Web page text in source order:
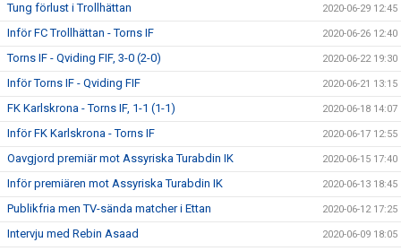
Tung förlust i Trollhättan 2020-06-29 12:45
Inför FC Trollhättan - Torns IF 2020-06-26 12:40
Torns IF - Qviding FIF, 3-0 (2-0) 2020-06-22 19:30
Inför Torns IF - Qviding FIF 2020-06-21 13:15
FK Karlskrona - Torns IF, 1-1 (1-1) 2020-06-18 14:07
Inför FK Karlskrona - Torns IF 2020-06-17 12:55
Oavgjord premiär mot Assyriska Turabdin IK 2020-06-15 17:40
Inför premiären mot Assyriska Turabdin IK 2020-06-13 18:45
Publikfria men TV-sända matcher i Ettan 2020-06-12 17:25
Intervju med Rebin Asaad 2020-06-09 18:05